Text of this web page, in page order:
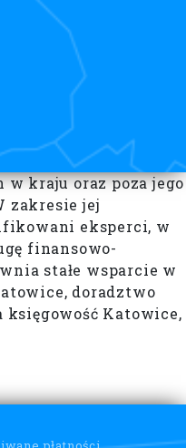
kraju oraz poza jego
zakresie jej
eksperci, w
finansowo-
stałe wsparcie w
doradztwo
Katowice,